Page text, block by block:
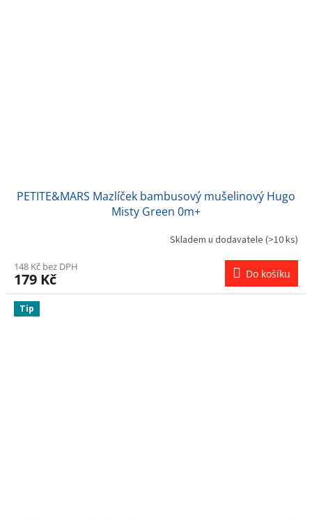
PETITE&MARS Mazlíček bambusový mušelinový Hugo
Misty Green 0m+
Skladem u dodavatele (>10 ks)
148 Kč bez DPH
179 Kč Do košíku
Tip